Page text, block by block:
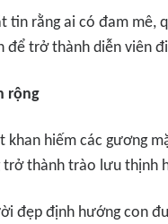
tin rằng ai có đam mê,
để trở thành diễn viên
rộng
khan hiếm các gương
thành trào lưu thịnh
đẹp định hướng con